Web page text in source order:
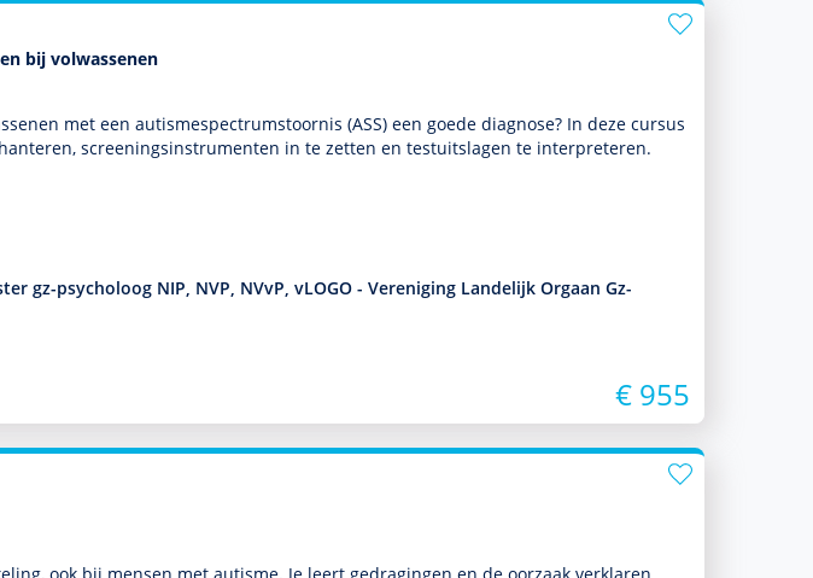
bij volwassenen
met een autisme­spectrum­stoor­nis (ASS) een goede diag­nose? In deze cursus
screeningsinstru­men­ten in te zetten en testuitslagen te inter­pre­te­ren.
gz-psycholoog NIP, NVP, NVvP, vLOGO - Vereniging Landelijk Orgaan Gz-
€ 955